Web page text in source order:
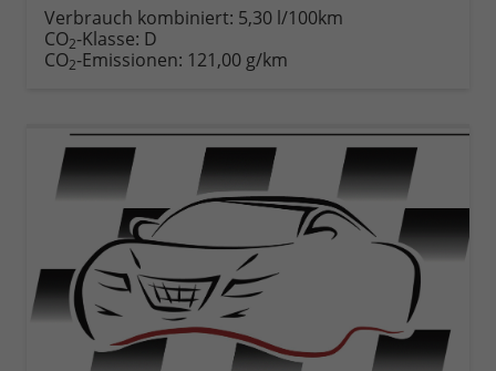
anfordern
Datei,
Verbrauch kombiniert: 5,30 l/100km
CO2-Klasse: D
CO2-Emissionen: 121,00 g/km